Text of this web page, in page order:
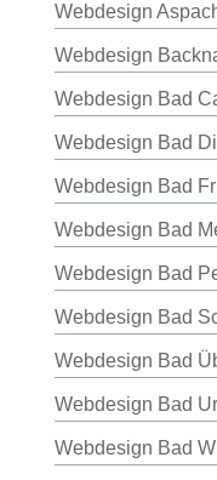
Webdesign
Webdesign
Webdesign Bad
Webdesign Bad
Webdesign Bad
Webdesign Bad
Webdesign Bad
Webdesign Bad
Webdesign Bad
Webdesign Bad
Webdesign Bad